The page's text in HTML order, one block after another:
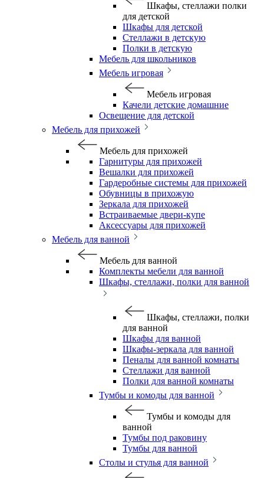
Шкафы, стеллажи полки
для детской
Шкафы для детской
Стеллажи в детскую
Полки в детскую
Мебель для школьников
Мебель игровая
Мебель игровая
Качели детские домашние
Освещение для детской
Мебель для прихожей
Мебель для прихожей
Гарнитуры для прихожей
Вешалки для прихожей
Гардеробные системы для прихожей
Обувницы в прихожую
Зеркала для прихожей
Встраиваемые двери-купе
Аксессуары для прихожей
Мебель для ванной
Мебель для ванной
Комплекты мебели для ванной
Шкафы, стеллажи, полки для ванной
Шкафы, стеллажи, полки
для ванной
Шкафы для ванной
Шкафы-зеркала для ванной
Пеналы для ванной комнаты
Стеллажи для ванной
Полки для ванной комнаты
Тумбы и комоды для ванной
Тумбы и комоды для
ванной
Тумбы под раковину
Тумбы для ванной
Столы и стулья для ванной